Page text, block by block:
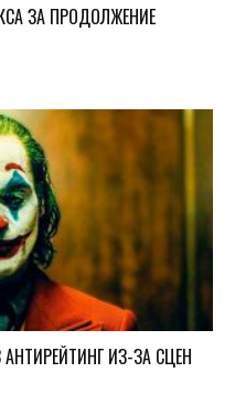
ЗА ПРОДОЛЖЕНИЕ
ИЗ-ЗА СЦЕН